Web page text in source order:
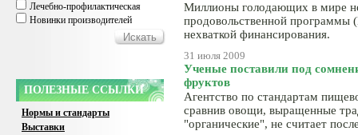
Лечебно-профилактическая
Новинки производителей
ПОЛЕЗНЫЕ ССЫЛКИ
Нормы и стандарты
Выставки
Миллионы голодающих в мире
продовольственной
нехваткой финансирования.
31 июля 2009
Ученые поставили под
фруктов
Агентство по стандартам
сравнив овощи, выращенные
"органические", не считает